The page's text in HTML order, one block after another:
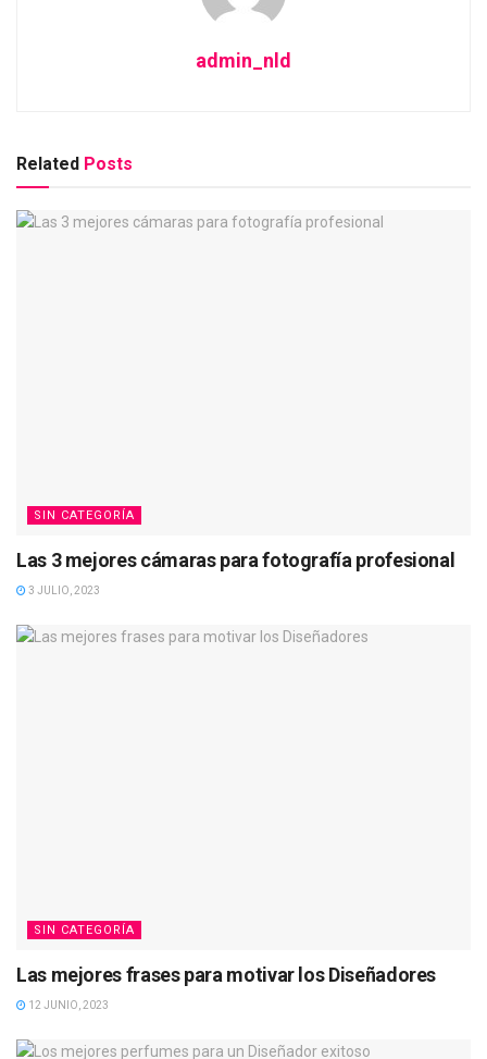
admin_nld
Related Posts
SIN CATEGORÍA
Las 3 mejores cámaras para fotografía profesional
3 JULIO, 2023
SIN CATEGORÍA
Las mejores frases para motivar los Diseñadores
12 JUNIO, 2023